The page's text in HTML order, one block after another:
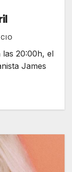
las 20:00h, el
James